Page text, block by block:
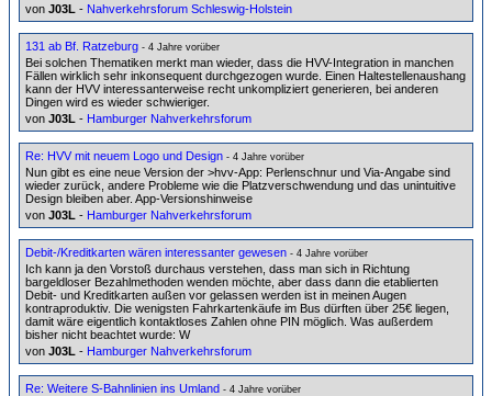
von J03L - Nahverkehrsforum Schleswig-Holstein
131 ab Bf. Ratzeburg - 4 Jahre vorüber
Bei solchen Thematiken merkt man wieder, dass die HVV-Integration in manchen
Fällen wirklich sehr inkonsequent durchgezogen wurde. Einen Haltestellenaushang
kann der HVV interessanterweise recht unkompliziert generieren, bei anderen
Dingen wird es wieder schwieriger.
von J03L - Hamburger Nahverkehrsforum
Re: HVV mit neuem Logo und Design - 4 Jahre vorüber
Nun gibt es eine neue Version der >hvv-App: Perlenschnur und Via-Angabe sind
wieder zurück, andere Probleme wie die Platzverschwendung und das unintuitive
Design bleiben aber. App-Versionshinweise
von J03L - Hamburger Nahverkehrsforum
Debit-/Kreditkarten wären interessanter gewesen - 4 Jahre vorüber
Ich kann ja den Vorstoß durchaus verstehen, dass man sich in Richtung
bargeldloser Bezahlmethoden wenden möchte, aber dass dann die etablierten
Debit- und Kreditkarten außen vor gelassen werden ist in meinen Augen
kontraproduktiv. Die wenigsten Fahrkartenkäufe im Bus dürften über 25€ liegen,
damit wäre eigentlich kontaktloses Zahlen ohne PIN möglich. Was außerdem
bisher nicht beachtet wurde: W
von J03L - Hamburger Nahverkehrsforum
Re: Weitere S-Bahnlinien ins Umland - 4 Jahre vorüber